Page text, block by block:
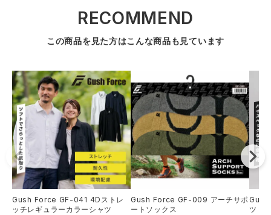
RECOMMEND
この商品を見た方はこんな商品も見ています
Gush Force GF-041 4Dストレ
ッチレギュラーカラーシャツ
Gush Force GF-009 アーチサポ
ートソックス
ツ